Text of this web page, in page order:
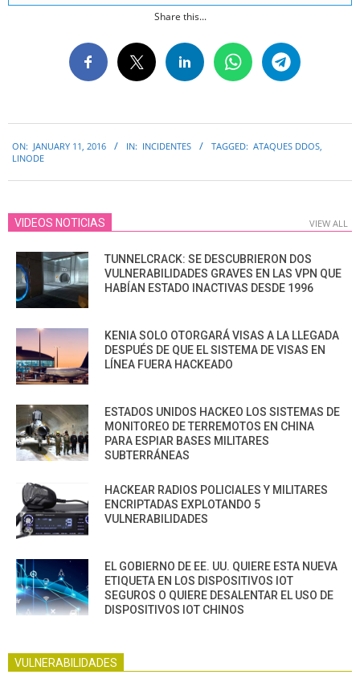
Share this...
01-
ON: JANUARY 11, 2016 IN: INCIDENTES TAGGED: ATAQUES DDOS,
LINODE
VIDEOS NOTICIAS VIEW ALL
TUNNELCRACK: SE DESCUBRIERON DOS
VULNERABILIDADES GRAVES EN LAS VPN QUE
HABÍAN ESTADO INACTIVAS DESDE 1996
KENIA SOLO OTORGARÁ VISAS A LA LLEGADA
DESPUÉS DE QUE EL SISTEMA DE VISAS EN
LÍNEA FUERA HACKEADO
ESTADOS UNIDOS HACKEO LOS SISTEMAS DE
MONITOREO DE TERREMOTOS EN CHINA
PARA ESPIAR BASES MILITARES
SUBTERRÁNEAS
HACKEAR RADIOS POLICIALES Y MILITARES
ENCRIPTADAS EXPLOTANDO 5
VULNERABILIDADES
EL GOBIERNO DE EE. UU. QUIERE ESTA NUEVA
ETIQUETA EN LOS DISPOSITIVOS IOT
SEGUROS O QUIERE DESALENTAR EL USO DE
DISPOSITIVOS IOT CHINOS
VULNERABILIDADES